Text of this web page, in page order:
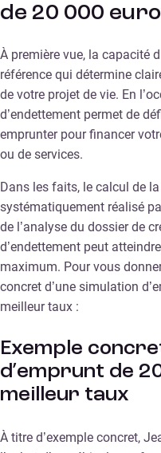
de 20 000
À première vue, la capacité
référence qui détermine
de votre projet de vie. En
d’endettement permet de
emprunter pour financer
ou de services.
Dans les faits, le calcul de
systématiquement réalisé
de l’analyse du dossier de
d’endettement peut
maximum. Pour vous
concret d’une simulation
meilleur taux :
Exemple
d’emprunt de
meilleur taux
À titre d’exemple concret,